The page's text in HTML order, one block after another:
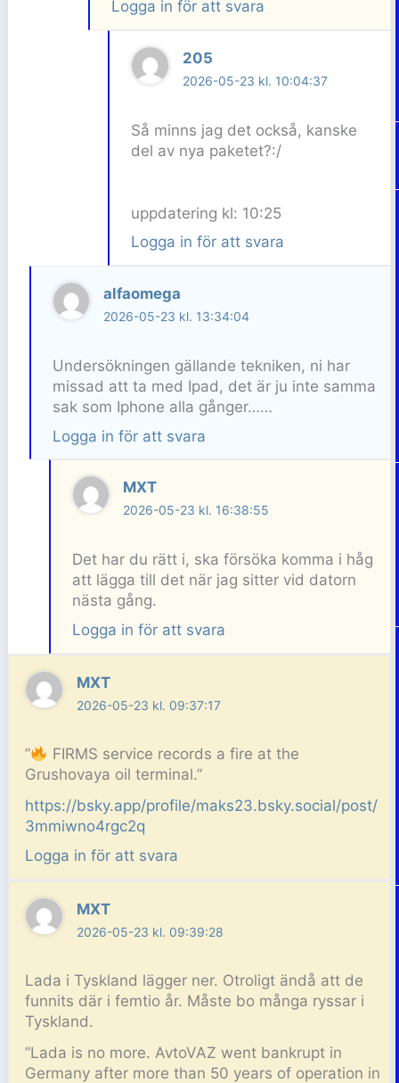
Logga in för att svara
205
2026-05-23 kl. 10:04:37
Så minns jag det också, kanske
del av nya paketet?:/
uppdatering kl: 10:25
Logga in för att svara
alfaomega
2026-05-23 kl. 13:34:04
Undersökningen gällande tekniken, ni har
missad att ta med Ipad, det är ju inte samma
sak som Iphone alla gånger……
Logga in för att svara
MXT
2026-05-23 kl. 16:38:55
Det har du rätt i, ska försöka komma i håg
att lägga till det när jag sitter vid datorn
nästa gång.
Logga in för att svara
MXT
2026-05-23 kl. 09:37:17
”
FIRMS service records a fire at the
Grushovaya oil terminal.”
https://bsky.app/profile/maks23.bsky.social/post/
3mmiwno4rgc2q
Logga in för att svara
MXT
2026-05-23 kl. 09:39:28
Lada i Tyskland lägger ner. Otroligt ändå att de
funnits där i femtio år. Måste bo många ryssar i
Tyskland.
”Lada is no more. AvtoVAZ went bankrupt in
Germany after more than 50 years of operation in